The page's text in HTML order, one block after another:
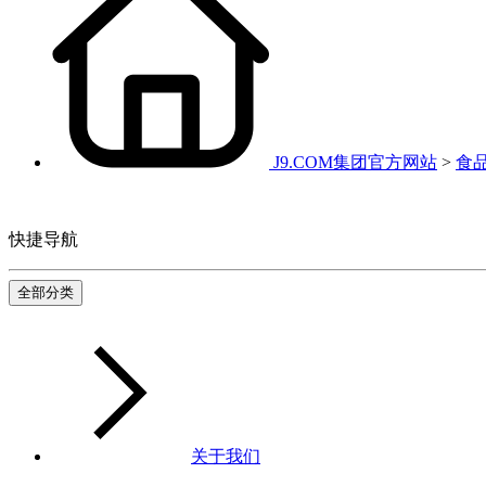
J9.COM集团官方网站 > 食
快捷导航
全部分类
关于我们